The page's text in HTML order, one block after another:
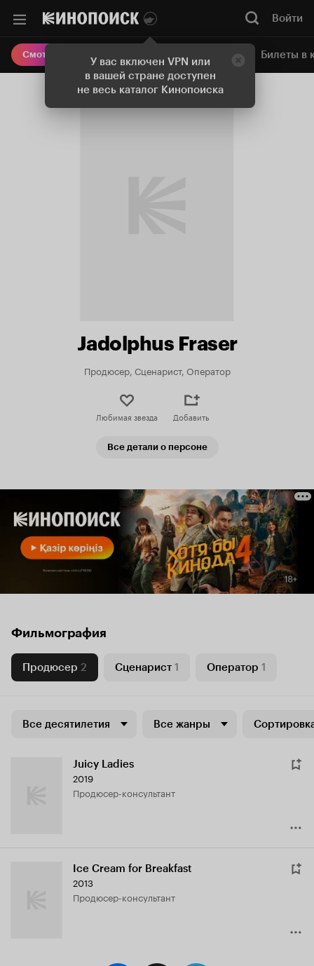
У вас включен VPN или
в вашей стране доступен
не весь каталог Кинопоиска
Войти
Смотреть кино Онлайн-кинотеатр Билеты в
Jadolphus Fraser
Продюсер, Сценарист, Оператор
Любимая звезда Добавить
Все детали о персоне
Фильмография
Продюсер 2 Сценарист 1 Оператор 1
Все десятилетия Все жанры
Juicy Ladies
2019
продюсер-консультант
Ice Cream for Breakfast
2013
продюсер-консультант